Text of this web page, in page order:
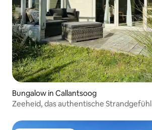
Bungalow in Callantsoog
Zeeheid, das authentische Strandgefühl